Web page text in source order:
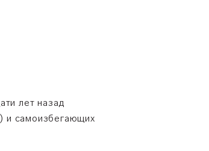
лет назад
и самоизбегающих